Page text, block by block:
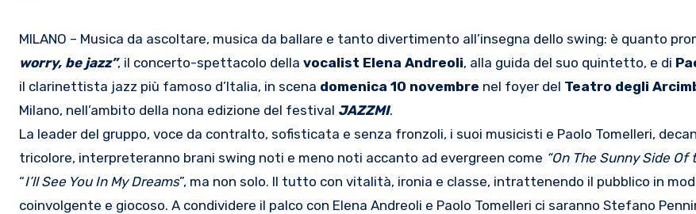
MILANO – Musica da ascoltare, musica da ballare e tanto divertimento all’insegna dello swing: è quanto
worry, be jazz”, il concerto-spettacolo della vocalist Elena Andreoli, alla guida del suo quintetto, e di
il clarinettista jazz più famoso d’Italia, in scena domenica 10 novembre nel foyer del Teatro degli
Milano, nell’ambito della nona edizione del festival JAZZMI.
La leader del gruppo, voce da contralto, sofisticata e senza fronzoli, i suoi musicisti e Paolo Tomelleri,
tricolore, interpreteranno brani swing noti e meno noti accanto ad evergreen come “On The Sunny Side
“I’ll See You In My Dreams”, ma non solo. Il tutto con vitalità, ironia e classe, intrattenendo il pubblico in
coinvolgente e giocoso. A condividere il palco con Elena Andreoli e Paolo Tomelleri ci saranno Stefano